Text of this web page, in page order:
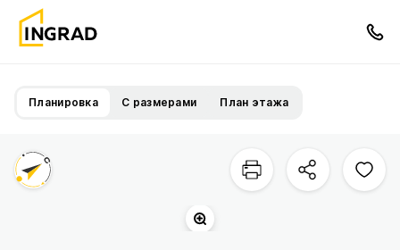
Планировка С размерами План этажа